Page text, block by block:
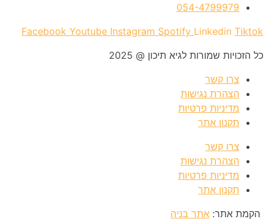
054-4799979
Facebook Youtube Instagram Spotify Linkedin Tiktok
כל הזכויות שמורות לגיא תיכון @ 2025
צרו קשר
הצהרת נגישות
מדיניות פרטיות
תקנון אתר
צרו קשר
הצהרת נגישות
מדיניות פרטיות
תקנון אתר
הקמת אתר: אתר בניה